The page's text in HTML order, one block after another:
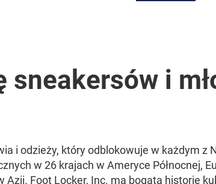
i
i odzieży, który odblokowuje w każdym z
w 26 krajach w Ameryce Północnej,
Foot Locker, Inc. ma bogatą historię